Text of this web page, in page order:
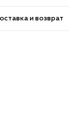
и возврат